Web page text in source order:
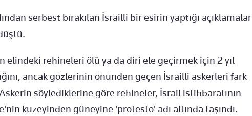
serbest bırakılan İsrailli bir esirin yaptığı açıklamalar
elindeki rehineleri ölü ya da diri ele geçirmek için 2 yıl
ancak gözlerinin önünden geçen İsrailli askerleri fark
söylediklerine göre rehineler, İsrail istihbaratının
kuzeyinden güneyine 'protesto' adı altında taşındı.